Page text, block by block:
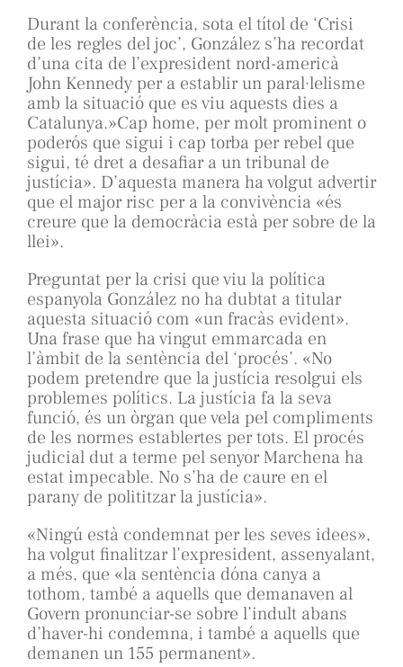
Durant la conferència, sota el títol de ‘Crisi
de les regles del joc’, González s’ha recordat
d’una cita de l’expresident nord-americà
John Kennedy per a establir un paral·lelisme
amb la situació que es viu aquests dies a
Catalunya.»Cap home, per molt prominent o
poderós que sigui i cap torba per rebel que
sigui, té dret a desafiar a un tribunal de
justícia». D’aquesta manera ha volgut advertir
que el major risc per a la convivència «és
creure que la democràcia està per sobre de la
llei».
Preguntat per la crisi que viu la política
espanyola González no ha dubtat a titular
aquesta situació com «un fracàs evident».
Una frase que ha vingut emmarcada en
l’àmbit de la sentència del ‘procés’. «No
podem pretendre que la justícia resolgui els
problemes polítics. La justícia fa la seva
funció, és un òrgan que vela pel compliments
de les normes establertes per tots. El procés
judicial dut a terme pel senyor Marchena ha
estat impecable. No s’ha de caure en el
parany de polititzar la justícia».
«Ningú està condemnat per les seves idees»,
ha volgut finalitzar l’expresident, assenyalant,
a més, que «la sentència dóna canya a
tothom, també a aquells que demanaven al
Govern pronunciar-se sobre l’indult abans
d’haver-hi condemna, i també a aquells que
demanen un 155 permanent».